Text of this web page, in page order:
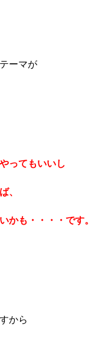
ーマが
ってもいいし
、
かも・・・・です。
から